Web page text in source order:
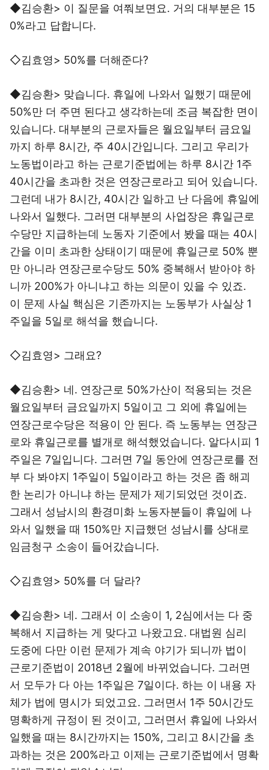
◆김승환> 이 질문을 여쭤보면요. 거의 대부분은 15
0%라고 답합니다.
◇김효영> 50%를 더해준다?
◆김승환> 맞습니다. 휴일에 나와서 일했기 때문에
50%만 더 주면 된다고 생각하는데 조금 복잡한 면이
있습니다. 대부분의 근로자들은 월요일부터 금요일
까지 하루 8시간, 주 40시간입니다. 그리고 우리가
노동법이라고 하는 근로기준법에는 하루 8시간 1주
40시간을 초과한 것은 연장근로라고 되어 있습니다.
그런데 내가 8시간, 40시간 일하고 난 다음에 휴일에
나와서 일했다. 그러면 대부분의 사업장은 휴일근로
수당만 지급하는데 노동자 기준에서 봤을 때는 40시
간을 이미 초과한 상태이기 때문에 휴일근로 50% 뿐
만 아니라 연장근로수당도 50% 중복해서 받아야 하
니까 200%가 아니냐고 하는 의문이 있을 수 있죠.
이 문제 사실 핵심은 기존까지는 노동부가 사실상 1
주일을 5일로 해석을 했습니다.
◇김효영> 그래요?
◆김승환> 네. 연장근로 50%가산이 적용되는 것은
월요일부터 금요일까지 5일이고 그 외에 휴일에는
연장근로수당은 적용이 안 된다. 즉 노동부는 연장근
로와 휴일근로를 별개로 해석했었습니다. 알다시피 1
주일은 7일입니다. 그러면 7일 동안에 연장근로를 전
부 다 봐야지 1주일이 5일이라고 하는 것은 좀 해괴
한 논리가 아니냐 하는 문제가 제기되었던 것이죠.
그래서 성남시의 환경미화 노동자분들이 휴일에 나
와서 일했을 때 150%만 지급했던 성남시를 상대로
임금청구 소송이 들어갔습니다.
◇김효영> 50%를 더 달라?
◆김승환> 네. 그래서 이 소송이 1, 2심에서는 다 중
복해서 지급하는 게 맞다고 나왔고요. 대법원 심리
도중에 다만 이런 문제가 계속 야기가 되니까 법이
근로기준법이 2018년 2월에 바뀌었습니다. 그러면
서 모두가 다 아는 1주일은 7일이다. 하는 이 내용 자
체가 법에 명시가 되었고요. 그러면서 1주 50시간도
명확하게 규정이 된 것이고, 그러면서 휴일에 나와서
일했을 때는 8시간까지는 150%, 그리고 8시간을 초
과하는 것은 200%라고 이제는 근로기준법에서 명확